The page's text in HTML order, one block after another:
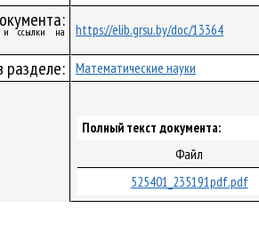
и ссылки на https://elib.grsu.by/doc/13364
разделе: Математические науки
Полный текст документа:
Файл
525401_235191pdf.pdf